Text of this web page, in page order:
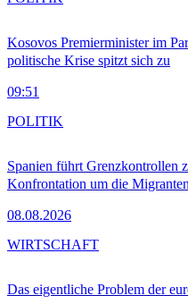
Kosovos Premierminister im
politische Krise spitzt sich zu
09:51
Spanien führt Grenzkontrollen
Konfrontation um die
08.08.2026
POLITIK
Das eigentliche Problem der
WIRTSCHAFT